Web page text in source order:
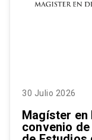
30 Julio 2026
Magíster en
convenio